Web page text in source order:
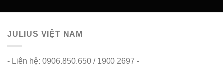
JULIUS VIỆT NAM
- Liên hệ: 0906.850.650 / 1900 2697 -